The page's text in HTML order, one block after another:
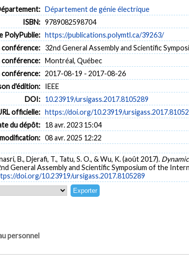
Département de génie électrique
ISBN: 9789082598704
PolyPublie: https://publications.polymtl.ca/39263/
conférence: 32nd General Assembly and Scientific
conférence: Montréal, Québec
conférence: 2017-08-19 - 2017-08-26
d'édition: IEEE
DOI: 10.23919/ursigass.2017.8105289
officielle: https://doi.org/10.23919/
du dépôt: 18 avr. 2023 15:04
08 avr. 2025 12:22
B., Djerafi, T., Tatu, S. O., & Wu, K. (août 2017).
General Assembly and Scientific Symposium of the
doi.org/10.23919/ursigass.2017.8105289
personnel